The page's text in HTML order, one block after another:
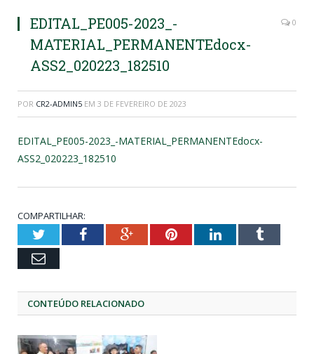
EDITAL_PE005-2023_-
MATERIAL_PERMANENTEdocx-
ASS2_020223_182510
0
POR CR2-ADMIN5 EM 3 DE FEVEREIRO DE 2023
EDITAL_PE005-2023_-MATERIAL_PERMANENTEdocx-
ASS2_020223_182510
COMPARTILHAR:
TwitterFacebookGoogle+PinterestLinkedInTumblr
Email
CONTEÚDO RELACIONADO